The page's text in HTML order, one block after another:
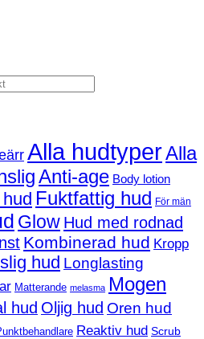
Alla hudtyperAlla
Anti-age Body lotion
Fuktfattig hud För män
Glow Hud med rodnad
Kombinerad hud Kropp
hud Longlasting
Matterande melasma Mogen
hud Oljig hud Oren hud
Reaktiv hud Scrub